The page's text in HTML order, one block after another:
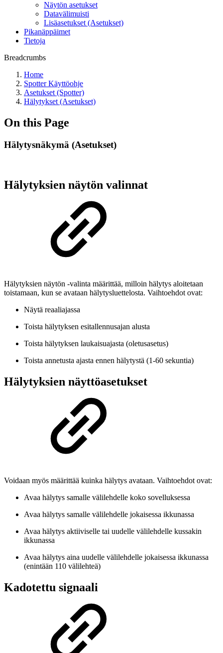
Näytön asetukset
Datavälimuisti
Lisäasetukset (Asetukset)
Pikanäppäimet
Tietoja
Breadcrumbs
Home
Spotter Käyttöohje
Asetukset (Spotter)
Hälytykset (Asetukset)
On this Page
Hälytysnäkymä (Asetukset)
Hälytyksien näytön valinnat
Hälytyksien näytön -valinta määrittää, milloin hälytys aloitetaan
toistamaan, kun se avataan hälytysluettelosta. Vaihtoehdot ovat:
Näytä reaaliajassa
Toista hälytyksen esitallennusajan alusta
Toista hälytyksen laukaisuajasta (oletusasetus)
Toista annetusta ajasta ennen hälytystä (1-60 sekuntia)
Hälytyksien näyttöasetukset
Voidaan myös määrittää kuinka hälytys avataan. Vaihtoehdot ovat:
Avaa hälytys samalle välilehdelle koko sovelluksessa
Avaa hälytys samalle välilehdelle jokaisessa ikkunassa
Avaa hälytys aktiiviselle tai uudelle välilehdelle kussakin
ikkunassa
Avaa hälytys aina uudelle välilehdelle jokaisessa ikkunassa
(enintään 110 välilehteä)
Kadotettu signaali